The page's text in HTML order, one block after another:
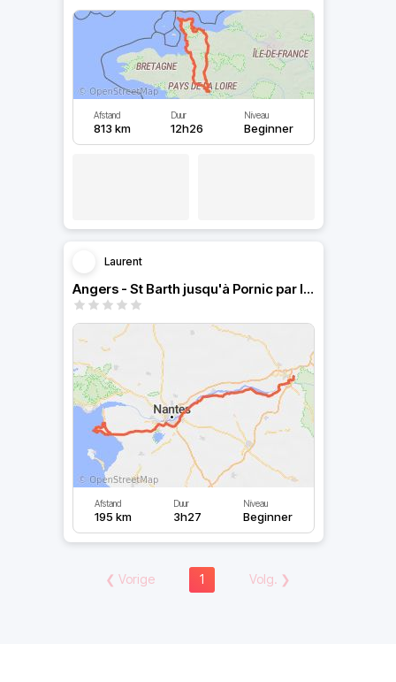
Afstand
813 km
Duur
12h26
Niveau
Beginner
Laurent
Angers - St Barth jusqu'à Pornic par la corniche angevine
Afstand
195 km
Duur
3h27
Niveau
Beginner
❮ Vorige 1 Volg. ❯